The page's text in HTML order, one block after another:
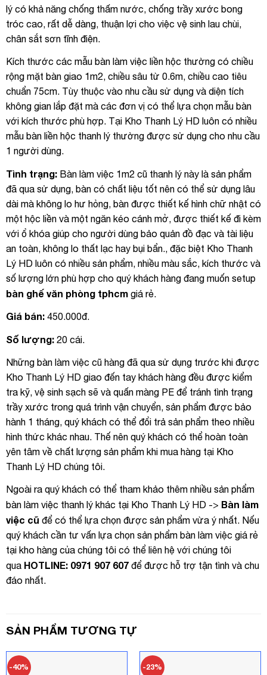
lý có khả năng chống thấm nước, chống trầy xước bong
tróc cao, rất dễ dàng, thuận lợi cho việc vệ sinh lau chùi,
chân sắt sơn tĩnh điện.
Kích thước các mẫu bàn làm việc liền hộc thường có chiều
rộng mặt bàn giao 1m2, chiều sâu từ 0.6m, chiều cao tiêu
chuẩn 75cm. Tùy thuộc vào nhu cầu sử dụng và diện tích
không gian lắp đặt mà các đơn vị có thể lựa chọn mẫu bàn
với kích thước phù hợp. Tại Kho Thanh Lý HD luôn có nhiều
mẫu bàn liền hộc thanh lý thường được sử dụng cho nhu cầu
1 người dùng.
Tình trạng: Bàn làm việc 1m2 cũ thanh lý này là sản phẩm
đã qua sử dụng, bàn có chất liệu tốt nên có thể sử dụng lâu
dài mà không lo hư hỏng, bàn được thiết kế hình chữ nhật có
một hộc liền và một ngăn kéo cánh mở, được thiết kế đi kèm
với ổ khóa giúp cho người dùng bảo quản đồ đạc và tài liệu
an toàn, không lo thất lạc hay bụi bẩn., đặc biệt Kho Thanh
Lý HD luôn có nhiều sản phẩm, nhiều màu sắc, kích thước và
số lượng lớn phù hợp cho quý khách hàng đang muốn setup
bàn ghế văn phòng tphcm giá rẻ.
Giá bán: 450.000đ.
Số lượng: 20 cái.
Những bàn làm việc cũ hàng đã qua sử dụng trước khi được
Kho Thanh Lý HD giao đến tay khách hàng đều được kiểm
tra kỹ, vệ sinh sạch sẽ và quấn màng PE để tránh tình trạng
trầy xước trong quá trình vận chuyển, sản phẩm được bảo
hành 1 tháng, quý khách có thể đổi trả sản phẩm theo nhiều
hình thức khác nhau. Thế nên quý khách có thể hoàn toàn
yên tâm về chất lượng sản phẩm khi mua hàng tại Kho
Thanh Lý HD chúng tôi.
Ngoài ra quý khách có thể tham khảo thêm nhiều sản phẩm
bàn làm việc thanh lý khác tại Kho Thanh Lý HD -> Bàn làm
việc cũ để có thể lựa chọn được sản phẩm vừa ý nhất. Nếu
quý khách cần tư vấn lựa chọn sản phẩm bàn làm việc giá rẻ
tại kho hàng của chúng tôi có thể liên hệ với chúng tôi
qua HOTLINE: 0971 907 607 để được hỗ trợ tận tình và chu
đáo nhất.
SẢN PHẨM TƯƠNG TỰ
-40% -23%